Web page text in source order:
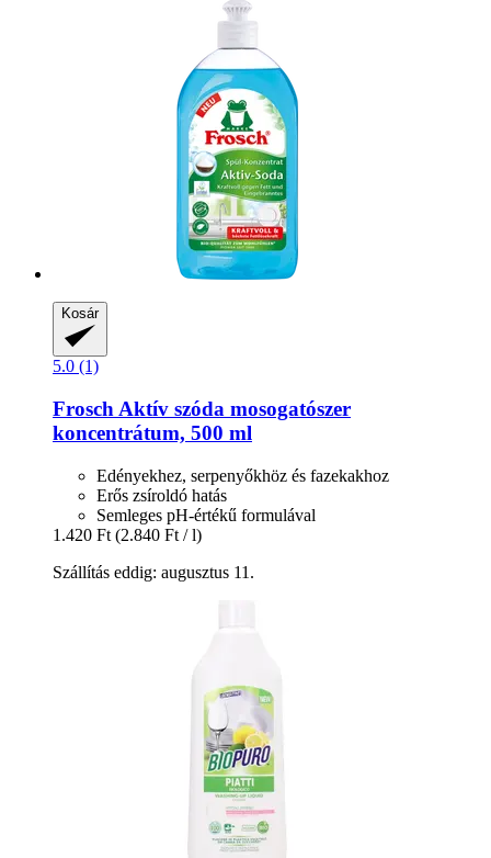
Kosár
5.0 (1)
Frosch Aktív szóda mosogatószer
koncentrátum, 500 ml
Edényekhez, serpenyőkhöz és fazekakhoz
Erős zsíroldó hatás
Semleges pH-értékű formulával
1.420 Ft (2.840 Ft / l)
Szállítás eddig: augusztus 11.